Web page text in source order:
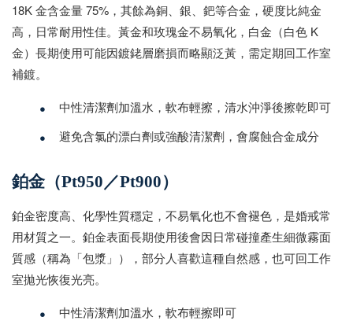
18K 金含金量 75%，其餘為銅、銀、鈀等合金，硬度比純金
高，日常耐用性佳。黃金和玫瑰金不易氧化，白金（白色 K
金）長期使用可能因鍍銠層磨損而略顯泛黃，需定期回工作室
補鍍。
• 中性清潔劑加溫水，軟布輕擦，清水沖淨後擦乾即可
• 避免含氯的漂白劑或強酸清潔劑，會腐蝕合金成分
鉑金（Pt950／Pt900）
鉑金密度高、化學性質穩定，不易氧化也不會褪色，是婚戒常
用材質之一。鉑金表面長期使用後會因日常碰撞產生細微霧面
質感（稱為「包漿」），部分人喜歡這種自然感，也可回工作
室拋光恢復光亮。
• 中性清潔劑加溫水，軟布輕擦即可